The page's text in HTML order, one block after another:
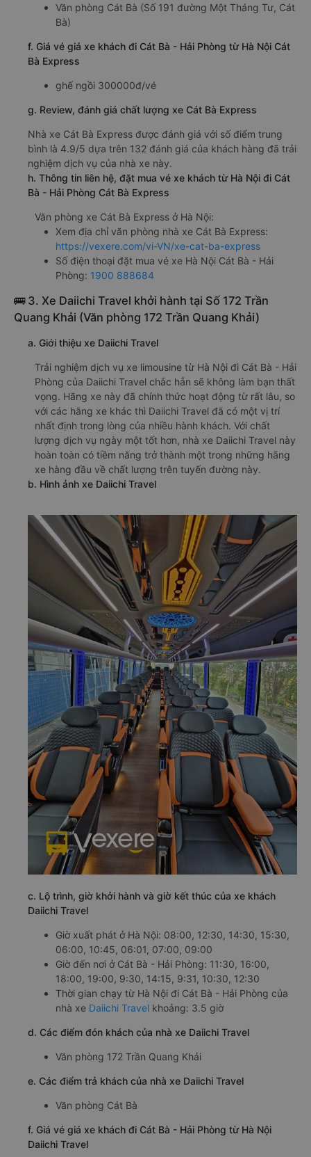
Văn phòng Cát Bà (Số 191 đường Một Tháng Tư, Cát
Bà)
f. Giá vé giá xe khách đi Cát Bà - Hải Phòng từ Hà Nội Cát
Bà Express
ghế ngồi 300000đ/vé
g. Review, đánh giá chất lượng xe Cát Bà Express
Nhà xe Cát Bà Express được đánh giá với số điểm trung
bình là 4.9/5 dựa trên 132 đánh giá của khách hàng đã trải
nghiệm dịch vụ của nhà xe này.
h. Thông tin liên hệ, đặt mua vé xe khách từ Hà Nội đi Cát
Bà - Hải Phòng Cát Bà Express
Văn phòng xe Cát Bà Express ở Hà Nội:
Xem địa chỉ văn phòng nhà xe Cát Bà Express:
https://vexere.com/vi-VN/xe-cat-ba-express
Số điện thoại đặt mua vé xe Hà Nội Cát Bà - Hải
Phòng: 1900 888684
🚌 3. Xe Daiichi Travel khởi hành tại Số 172 Trần
Quang Khải (Văn phòng 172 Trần Quang Khải)
a. Giới thiệu xe Daiichi Travel
Trải nghiệm dịch vụ xe limousine từ Hà Nội đi Cát Bà - Hải
Phòng của Daiichi Travel chắc hẳn sẽ không làm bạn thất
vọng. Hãng xe này đã chính thức hoạt động từ rất lâu, so
với các hãng xe khác thì Daiichi Travel đã có một vị trí
nhất định trong lòng của nhiều hành khách. Với chất
lượng dịch vụ ngày một tốt hơn, nhà xe Daiichi Travel này
hoàn toàn có tiềm năng trở thành một trong những hãng
xe hàng đầu về chất lượng trên tuyến đường này.
b. Hình ảnh xe Daiichi Travel
c. Lộ trình, giờ khởi hành và giờ kết thúc của xe khách
Daiichi Travel
Giờ xuất phát ở Hà Nội: 08:00, 12:30, 14:30, 15:30,
06:00, 10:45, 06:01, 07:00, 09:00
Giờ đến nơi ở Cát Bà - Hải Phòng: 11:30, 16:00,
18:00, 19:00, 9:30, 14:15, 9:31, 10:30, 12:30
Thời gian chạy từ Hà Nội đi Cát Bà - Hải Phòng của
nhà xe Daiichi Travel khoảng: 3.5 giờ
d. Các điểm đón khách của nhà xe Daiichi Travel
Văn phòng 172 Trần Quang Khải
e. Các điểm trả khách của nhà xe Daiichi Travel
Văn phòng Cát Bà
f. Giá vé giá xe khách đi Cát Bà - Hải Phòng từ Hà Nội
Daiichi Travel